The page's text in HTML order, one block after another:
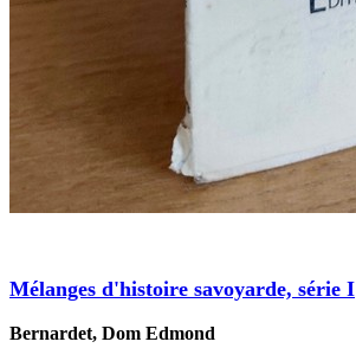
Mélanges d'histoire savoyarde, série I
Bernardet, Dom Edmond